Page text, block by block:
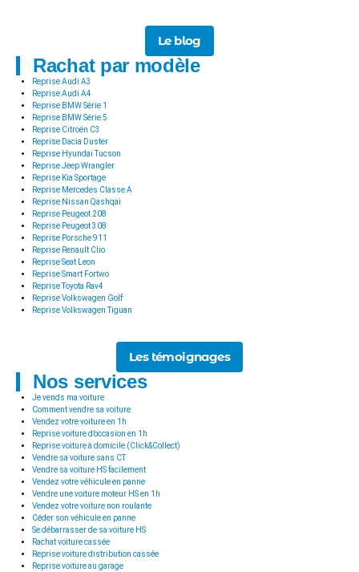
Le blog
Rachat par modèle
Reprise Audi A3
Reprise Audi A4
Reprise BMW Série 1
Reprise BMW Série 5
Reprise Citroën C3
Reprise Dacia Duster
Reprise Hyundai Tucson
Reprise Jeep Wrangler
Reprise Kia Sportage
Reprise Mercedes Classe A
Reprise Nissan Qashqai
Reprise Peugeot 208
Reprise Peugeot 308
Reprise Porsche 911
Reprise Renault Clio
Reprise Seat Leon
Reprise Smart Fortwo
Reprise Toyota Rav4
Reprise Volkswagen Golf
Reprise Volkswagen Tiguan
Les témoignages
Nos services
Je vends ma voiture
Comment vendre sa voiture
Vendez votre voiture en 1h
Reprise voiture d’occasion en 1h
Reprise voiture à domicile (Click&Collect)
Vendre sa voiture sans CT
Vendre sa voiture HS facilement
Vendez votre véhicule en panne
Vendre une voiture moteur HS en 1h
Vendez votre voiture non roulante
Céder son véhicule en panne
Se débarrasser de sa voiture HS
Rachat voiture cassée
Reprise voiture distribution cassée
Reprise voiture au garage